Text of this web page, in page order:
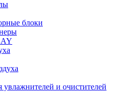
блоки
и очистителей